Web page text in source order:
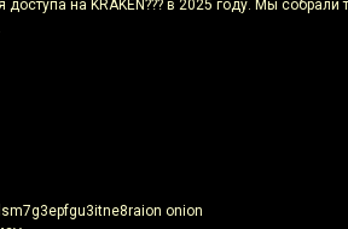
на KRAKEN??? в 2025 году. Мы
onion